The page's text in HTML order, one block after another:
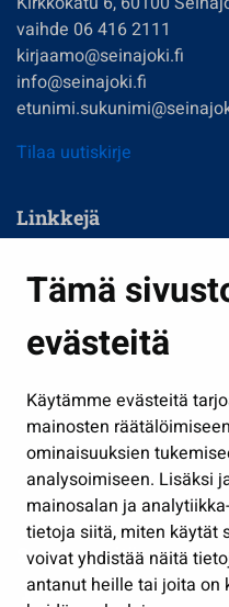
Tämä
evästeitä
Käytämme evästeitä
mainosten
ominaisuuksien
analysoimiseen. Lisäksi
mainosalan ja
tietoja siitä, miten käytät
voivat yhdistää näitä
antanut heille tai joita on
vaihde 06 416 2111
kirjaamo@seinajoki.fi
info@seinajoki.fi
Tilaa uutiskirje
Linkkejä
Kasvatus ja opetus
Kulttuuri ja liikunta
Työ ja yrittäminen
Osallistu ja asioi
Näytä omat
Seuraa meitä